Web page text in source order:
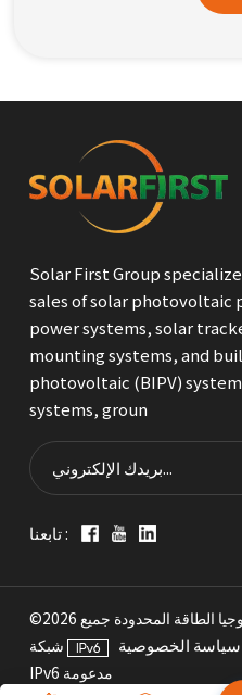
Solar First Group
sales of solar photovoltaic
power systems, solar
mounting systems, and
photovoltaic (BIPV)
systems, groun
تابعنا :
©2026 شركة سولار فيرست لتكنولوجيا الطاقة المحدودة جميع
سياسة الخصوصية
شبكة
IPv6 مدعومة